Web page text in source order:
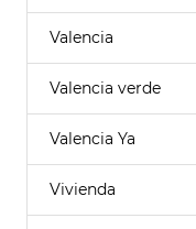
Valencia
Valencia verde
Valencia Ya
Vivienda